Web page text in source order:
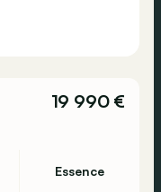
19 990 €
Essence